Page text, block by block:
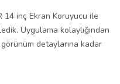
14 inç Ekran Koruyucu ile
Uygulama kolaylığından
detaylarına kadar